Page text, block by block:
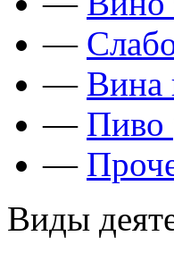
—
— Вина
— Пиво
—
Виды